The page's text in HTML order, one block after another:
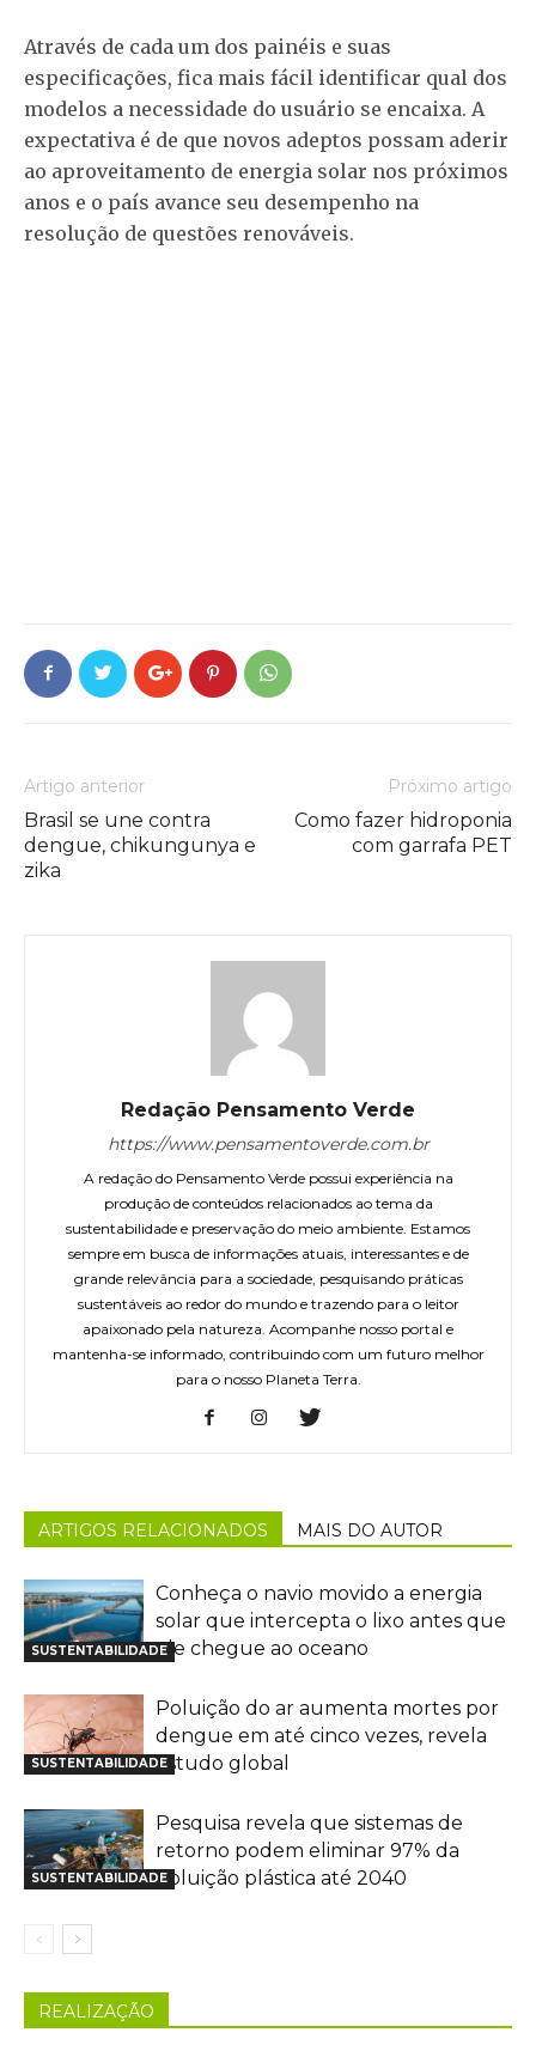
Através de cada um dos painéis e suas
especificações, fica mais fácil identificar qual dos
modelos a necessidade do usuário se encaixa. A
expectativa é de que novos adeptos possam aderir
ao aproveitamento de energia solar nos próximos
anos e o país avance seu desempenho na
resolução de questões renováveis.
Artigo anterior
Brasil se une contra
dengue, chikungunya e
zika
Próximo artigo
Como fazer hidroponia
com garrafa PET
Redação Pensamento Verde
https://www.pensamentoverde.com.br
A redação do Pensamento Verde possui experiência na
produção de conteúdos relacionados ao tema da
sustentabilidade e preservação do meio ambiente. Estamos
sempre em busca de informações atuais, interessantes e de
grande relevância para a sociedade, pesquisando práticas
sustentáveis ao redor do mundo e trazendo para o leitor
apaixonado pela natureza. Acompanhe nosso portal e
mantenha-se informado, contribuindo com um futuro melhor
para o nosso Planeta Terra.
ARTIGOS RELACIONADOS MAIS DO AUTOR
SUSTENTABILIDADE
Conheça o navio movido a energia
solar que intercepta o lixo antes que
ele chegue ao oceano
SUSTENTABILIDADE
Poluição do ar aumenta mortes por
dengue em até cinco vezes, revela
estudo global
SUSTENTABILIDADE
Pesquisa revela que sistemas de
retorno podem eliminar 97% da
poluição plástica até 2040
REALIZAÇÃO